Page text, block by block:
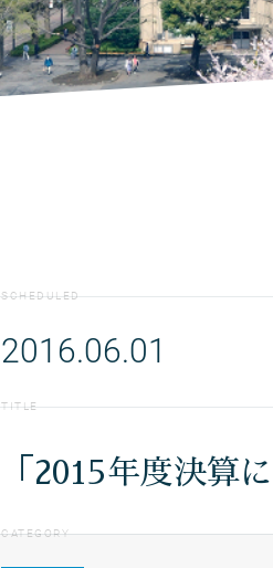
SCHEDULED
2016.06.01
TITLE
「2015年度決算
CATEGORY